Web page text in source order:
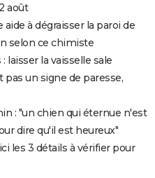
août
à dégraisser la paroi de
selon ce chimiste
laisser la vaisselle sale
un signe de paresse,
: "un chien qui éternue n'est
dire qu'il est heureux"
les 3 détails à vérifier pour